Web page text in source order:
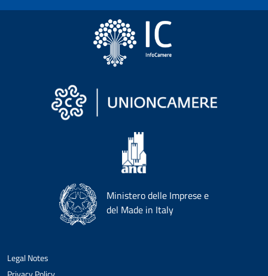
Ministero delle Imprese e
del Made in Italy
Legal Notes